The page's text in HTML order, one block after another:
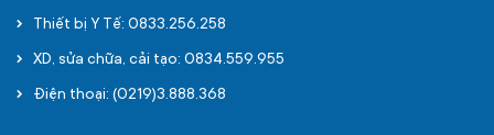
Thiết bị Y Tế: 0833.256.258
XD, sửa chữa, cải tạo: 0834.559.955
Điện thoại: (0219)3.888.368